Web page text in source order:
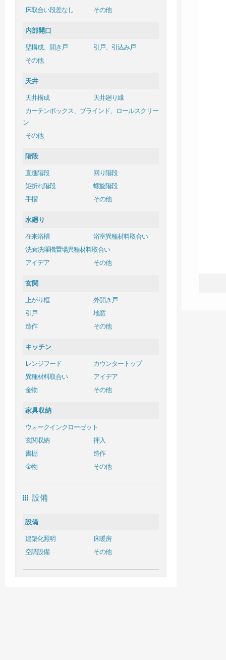
床取合い段差なし
その他
内部開口
壁構成、開き戸
引戸、引込み戸
その他
天井
天井構成
天井廻り縁
カーテンボックス、ブラインド、ロールスクリー
ン
その他
階段
直進階段
回り階段
矩折れ階段
螺旋階段
手摺
その他
水廻り
在来浴槽
浴室異種材料取合い
洗面洗濯機置場異種材料取合い
アイデア
その他
玄関
上がり框
外開き戸
引戸
地窓
造作
その他
キッチン
レンジフード
カウンタートップ
異種材料取合い
アイデア
金物
その他
家具収納
ウォークインクローゼット
玄関収納
押入
書棚
造作
金物
その他
設備
設備
建築化照明
床暖房
空調設備
その他